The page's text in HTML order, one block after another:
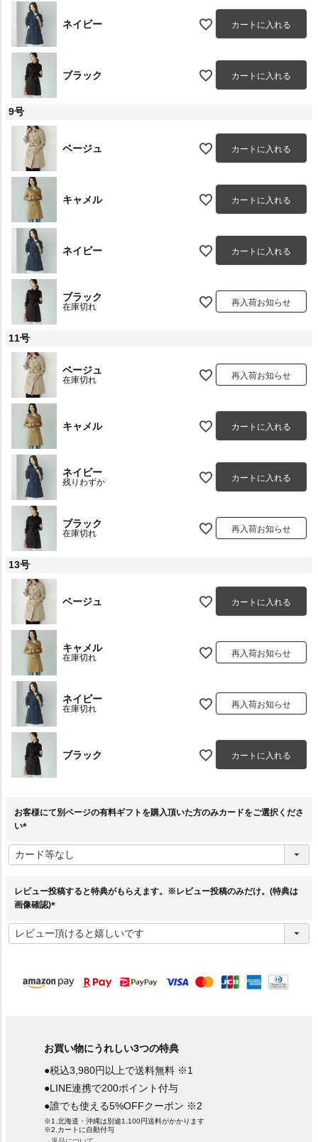
ネイビー カートに入れる
ブラック カートに入れる
9号
ベージュ カートに入れる
キャメル カートに入れる
ネイビー カートに入れる
ブラック
在庫切れ 再入荷お知らせ
11号
ベージュ
在庫切れ 再入荷お知らせ
キャメル カートに入れる
ネイビー
残りわずか カートに入れる
ブラック
在庫切れ 再入荷お知らせ
13号
ベージュ カートに入れる
キャメル
在庫切れ 再入荷お知らせ
ネイビー
在庫切れ 再入荷お知らせ
ブラック カートに入れる
お客様にて別ページの有料ギフトを購入頂いた方のみカードをご選択くださ
い
必
須
レビュー投稿すると特典がもらえます。※レビュー投稿のみだけ。(特典は
画像確認)
必
須
お買い物にうれしい3つの特典
●税込3,980円以上で送料無料 ※1
●LINE連携で200ポイント付与
●誰でも使える5%OFFクーポン ※2
※1.北海道・沖縄は別途1,100円送料がかかります
※2.カートに自動付与